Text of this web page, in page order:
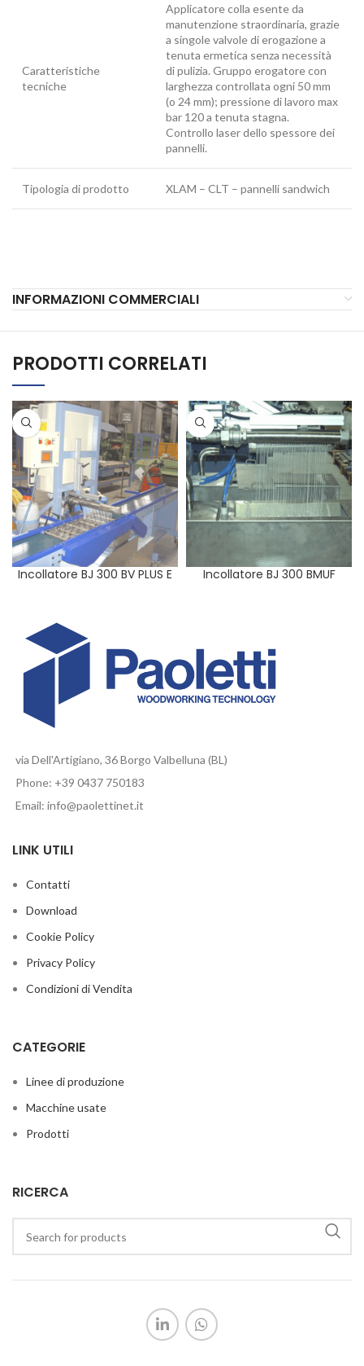
Caratteristiche
tecniche
Applicatore colla esente da
manutenzione straordinaria, grazie
a singole valvole di erogazione a
tenuta ermetica senza necessità
di pulizia. Gruppo erogatore con
larghezza controllata ogni 50 mm
(o 24 mm); pressione di lavoro max
bar 120 a tenuta stagna.
Controllo laser dello spessore dei
pannelli.
Tipologia di prodotto XLAM – CLT – pannelli sandwich
INFORMAZIONI COMMERCIALI
PRODOTTI CORRELATI
Incollatore BJ 300 BV PLUS E
Incollatore BJ 300 BMUF
via Dell'Artigiano, 36 Borgo Valbelluna (BL)
Phone: +39 0437 750183
Email: info@paolettinet.it
LINK UTILI
Contatti
Download
Cookie Policy
Privacy Policy
Condizioni di Vendita
CATEGORIE
Linee di produzione
Macchine usate
Prodotti
RICERCA